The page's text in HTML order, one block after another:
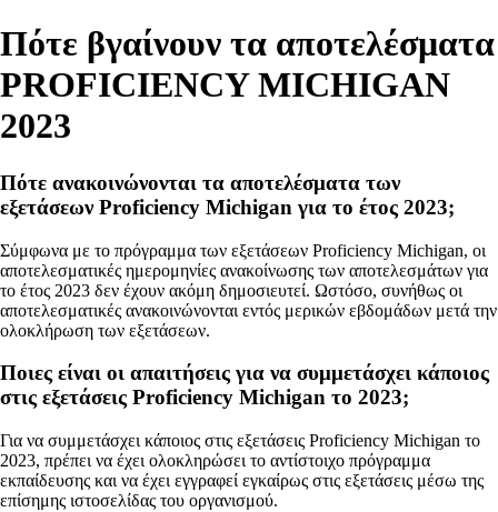
Πότε βγαίνουν τα αποτελέσματα
PROFICIENCY MICHIGAN
2023
Πότε ανακοινώνονται τα αποτελέσματα των
εξετάσεων Proficiency Michigan για το έτος 2023;
Σύμφωνα με το πρόγραμμα των εξετάσεων Proficiency Michigan, οι
αποτελεσματικές ημερομηνίες ανακοίνωσης των αποτελεσμάτων για
το έτος 2023 δεν έχουν ακόμη δημοσιευτεί. Ωστόσο, συνήθως οι
αποτελεσματικές ανακοινώνονται εντός μερικών εβδομάδων μετά την
ολοκλήρωση των εξετάσεων.
Ποιες είναι οι απαιτήσεις για να συμμετάσχει κάποιος
στις εξετάσεις Proficiency Michigan το 2023;
Για να συμμετάσχει κάποιος στις εξετάσεις Proficiency Michigan το
2023, πρέπει να έχει ολοκληρώσει το αντίστοιχο πρόγραμμα
εκπαίδευσης και να έχει εγγραφεί εγκαίρως στις εξετάσεις μέσω της
επίσημης ιστοσελίδας του οργανισμού.